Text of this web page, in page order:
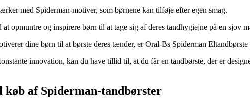
med Spiderman-motiver, som børnene kan tilføje efter egen smag.
opmuntre og inspirere børn til at tage sig af deres tandhygiejne på en sjov
dine børn til at børste deres tænder, er Oral-Bs Spiderman Eltandbørste
innovation, kan du have tillid til, at du får en tandbørste, der er
af Spiderman-tandbørster